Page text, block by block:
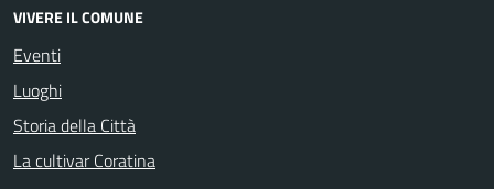
VIVERE IL COMUNE
Eventi
Luoghi
Storia della Città
La cultivar Coratina